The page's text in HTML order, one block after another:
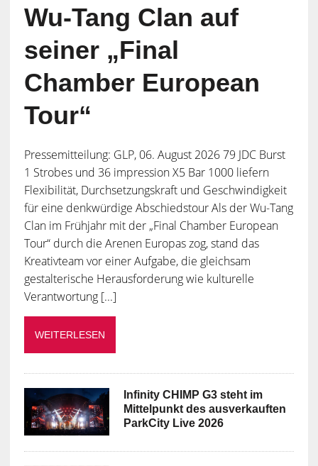
Wu-Tang Clan auf
seiner „Final
Chamber European
Tour“
Pressemitteilung: GLP, 06. August 2026 79 JDC Burst
1 Strobes und 36 impression X5 Bar 1000 liefern
Flexibilität, Durchsetzungskraft und Geschwindigkeit
für eine denkwürdige Abschiedstour Als der Wu-Tang
Clan im Frühjahr mit der „Final Chamber European
Tour“ durch die Arenen Europas zog, stand das
Kreativteam vor einer Aufgabe, die gleichsam
gestalterische Herausforderung wie kulturelle
Verantwortung [...]
WEITERLESEN
Infinity CHIMP G3 steht im
Mittelpunkt des ausverkauften
ParkCity Live 2026